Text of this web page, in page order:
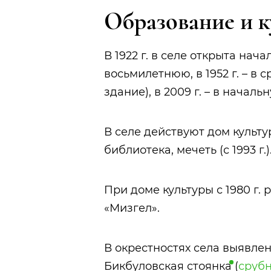
Образование и
В 1922 г. в селе открыта
восьмилетнюю, в 1952 г. – в
здание), в 2009 г. – в
В селе действуют дом
библиотека, мечеть (с 1993
При доме культуры с 1980 г.
«Мизгел».
В окрестностях села
Бикбуловская стоянка(